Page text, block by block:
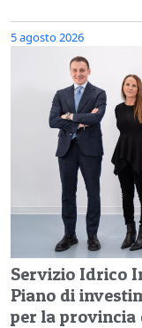
5 agosto 2026
Servizio Idrico
Piano di
per la provincia